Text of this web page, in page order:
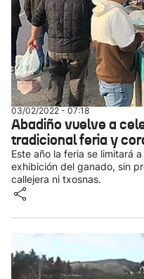
03/02/2022 - 07:18
Abadiño vuelve a
tradicional feria y
Este año la feria se limitará
exhibición del ganado, sin
callejera ni txosnas.